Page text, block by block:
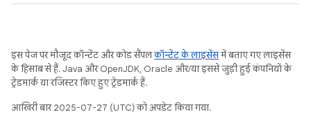
इस पेज पर मौजूद कॉन्टेंट और कोड सैंपलकॉन्टेंट के लाइसेंसमें बताए गए लाइसेंस
के हिसाब से हैं. Java और OpenJDK, Oracle और/या इससे जुड़ी हुई कंपनियों के
ट्रेडमार्क या रजिस्टर किए हुए ट्रेडमार्क हैं.
आखिरी बार 2025-07-27 (UTC) को अपडेट किया गया.